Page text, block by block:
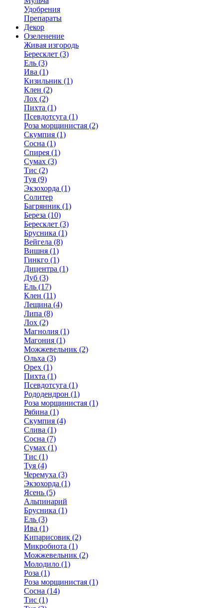
Удобрения
Препараты
Декор
Озеленение
Живая изгородь
Бересклет (3)
Ель (3)
Ива (1)
Кизильник (1)
Клен (2)
Лох (2)
Пихта (1)
Псевдотсуга (1)
Роза морщинистая (2)
Скумпия (1)
Сосна (1)
Спирея (1)
Сумах (3)
Тис (2)
Туя (9)
Экзохорда (1)
Солитер
Багрянник (1)
Береза (10)
Бересклет (3)
Брусника (1)
Вейгела (8)
Вишня (1)
Гинкго (1)
Дицентра (1)
Дуб (3)
Ель (17)
Клен (11)
Лещина (4)
Липа (8)
Лох (2)
Магнолия (1)
Магония (1)
Можжевельник (2)
Ольха (3)
Орех (1)
Пихта (1)
Псевдотсуга (1)
Рододендрон (1)
Роза морщинистая (1)
Рябина (1)
Скумпия (4)
Слива (1)
Сосна (7)
Сумах (1)
Тис (1)
Туя (4)
Черемуха (3)
Экзохорда (1)
Ясень (5)
Альпинарий
Брусника (1)
Ель (3)
Ива (1)
Кипарисовик (2)
Микробиота (1)
Можжевельник (2)
Молодило (1)
Роза (1)
Роза морщинистая (1)
Сосна (14)
Тис (1)